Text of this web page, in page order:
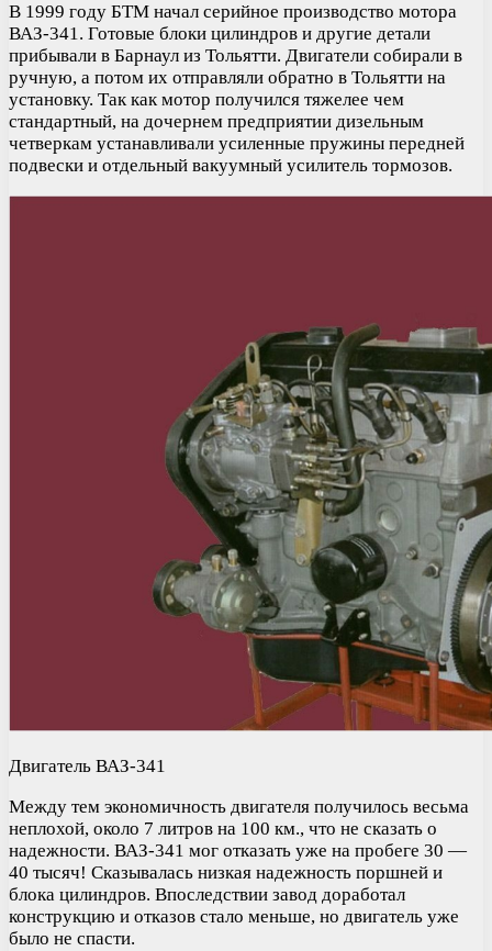
В 1999 году БТМ начал серийное производство мотора
ВАЗ-341. Готовые блоки цилиндров и другие детали
прибывали в Барнаул из Тольятти. Двигатели собирали в
ручную, а потом их отправляли обратно в Тольятти на
установку. Так как мотор получился тяжелее чем
стандартный, на дочернем предприятии дизельным
четверкам устанавливали усиленные пружины передней
подвески и отдельный вакуумный усилитель тормозов.
Двигатель ВАЗ-341
Между тем экономичность двигателя получилось весьма
неплохой, около 7 литров на 100 км., что не сказать о
надежности. ВАЗ-341 мог отказать уже на пробеге 30 —
40 тысяч! Сказывалась низкая надежность поршней и
блока цилиндров. Впоследствии завод доработал
конструкцию и отказов стало меньше, но двигатель уже
было не спасти.